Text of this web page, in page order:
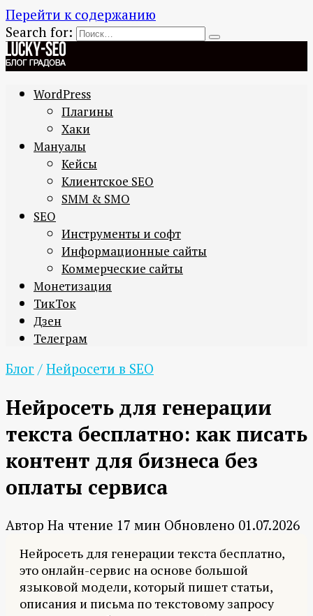
Перейти к содержанию
Search for:
WordPress
Плагины
Хаки
Мануалы
Кейсы
Клиентское SEO
SMM & SMO
SEO
Инструменты и софт
Информационные сайты
Коммерческие сайты
Монетизация
ТикТок
Дзен
Телеграм
Блог / Нейросети в SEO
Нейросеть для генерации
текста бесплатно: как писать
контент для бизнеса без
оплаты сервиса
Автор На чтение 17 мин Обновлено 01.07.2026
Нейросеть для генерации текста бесплатно,
это онлайн-сервис на основе большой
языковой модели, который пишет статьи,
описания и письма по текстовому запросу